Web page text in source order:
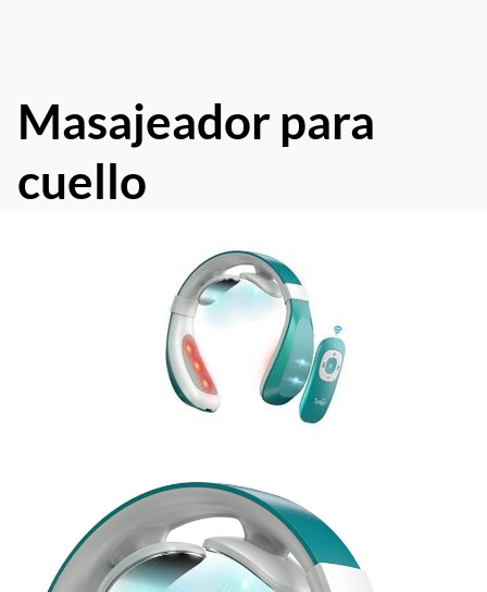
Masajeador para
cuello